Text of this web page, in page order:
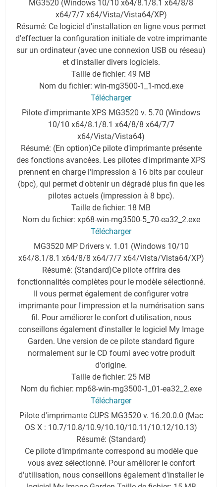
MG3520 (Windows 10/10 x64/8.1/8.1 x64/8/8
x64/7/7 x64/Vista/Vista64/XP)
Résumé: Ce logiciel d'installation en ligne vous permet
d'effectuer la configuration initiale de votre imprimante
sur un ordinateur (avec une connexion USB ou réseau)
et d'installer divers logiciels.
Taille de fichier: 49 MB
Nom du fichier: win-mg3500-1_1-mcd.exe
Télécharger
Pilote d'imprimante XPS MG3520 v. 5.70 (Windows
10/10 x64/8.1/8.1 x64/8/8 x64/7/7
x64/Vista/Vista64)
Résumé: (En option)Ce pilote d'imprimante présente
des fonctions avancées. Les pilotes d'imprimante XPS
prennent en charge l'impression à 16 bits par couleur
(bpc), qui permet d'obtenir un dégradé plus fin que les
pilotes actuels (impression à 8 bpc).
Taille de fichier: 18 MB
Nom du fichier: xp68-win-mg3500-5_70-ea32_2.exe
Télécharger
MG3520 MP Drivers v. 1.01 (Windows 10/10
x64/8.1/8.1 x64/8/8 x64/7/7 x64/Vista/Vista64/XP)
Résumé: (Standard)Ce pilote offrira des
fonctionnalités complètes pour le modèle sélectionné.
Il vous permet également de configurer votre
imprimante pour l'impression et la numérisation sans
fil. Pour améliorer le confort d'utilisation, nous
conseillons également d'installer le logiciel My Image
Garden. Une version de ce pilote standard figure
normalement sur le CD fourni avec votre produit
d'origine.
Taille de fichier: 25 MB
Nom du fichier: mp68-win-mg3500-1_01-ea32_2.exe
Télécharger
Pilote d'imprimante CUPS MG3520 v. 16.20.0.0 (Mac
OS X : 10.7/10.8/10.9/10.10/10.11/10.12/10.13)
Résumé: (Standard)
Ce pilote d'imprimante correspond au modèle que
vous avez sélectionné. Pour améliorer le confort
d'utilisation, nous conseillons également d'installer le